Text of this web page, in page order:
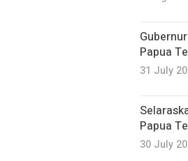
Papua
31 July
Papua
30 July